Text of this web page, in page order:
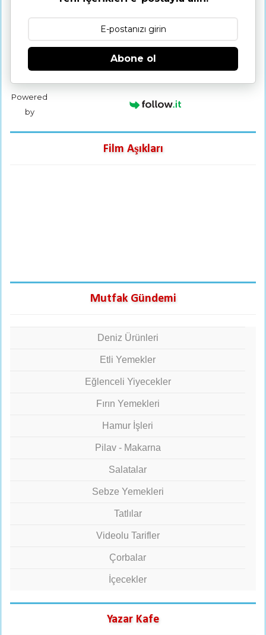
Abone ol
Powered
by
Film Aşıkları
Mutfak Gündemi
Deniz Ürünleri
Etli Yemekler
Eğlenceli Yiyecekler
Fırın Yemekleri
Hamur İşleri
Pilav - Makarna
Salatalar
Sebze Yemekleri
Tatlılar
Videolu Tarifler
Çorbalar
İçecekler
Yazar Kafe